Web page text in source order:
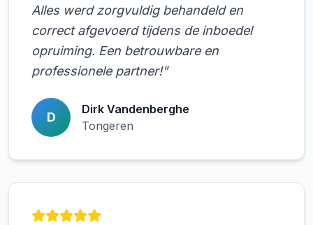
Alles werd zorgvuldig behandeld en
correct afgevoerd tijdens de inboedel
opruiming. Een betrouwbare en
professionele partner!"
D
Dirk Vandenberghe
Tongeren